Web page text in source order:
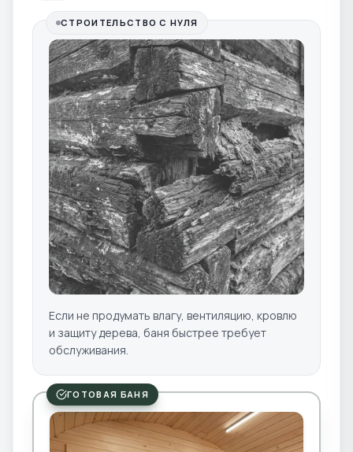
СТРОИТЕЛЬСТВО С НУЛЯ
Если не продумать влагу, вентиляцию, кровлю
и защиту дерева, баня быстрее требует
обслуживания.
ГОТОВАЯ БАНЯ